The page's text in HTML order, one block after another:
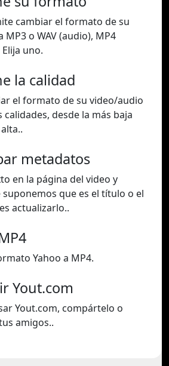
cambiar el formato de su
o WAV (audio), MP4
Elija uno.
la calidad
el formato de su video/audio
desde la más baja
metadatos
en la página del video y
que es el título o el
actualizarlo..
Yahoo a MP4.
Yout.com
Yout.com, compártelo o
amigos..